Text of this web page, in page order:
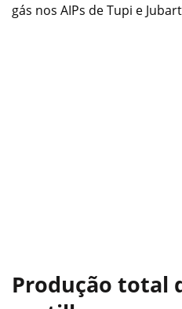
gás nos AIPs de Tupi e
Produção total